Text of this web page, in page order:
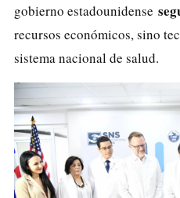
gobierno estadounidense
recursos económicos, sino
sistema nacional de salud.